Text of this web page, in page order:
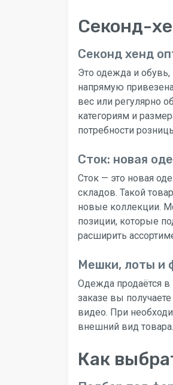
Секонд-
Секонд хенд
Это одежда и обувь,
напрямую
вес или регулярно
категориям и
потребности
Сток: новая
Сток — это новая
складов. Такой
новые коллекции.
позиции, которые
расширить
Мешки, лоты и
Одежда продаётся
заказе вы
видео. При
внешний вид товара.
Как